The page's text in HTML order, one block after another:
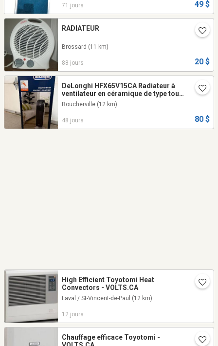
71 jours 49 $
RADIATEUR
Brossard (11 km)
88 jours 20 $
DeLonghi HFX65V15CA Radiateur à
ventilateur en céramique de type tour,
gris. ÉTAT NEUF. SERVI 2 FOIS
Boucherville (12 km)
48 jours 80 $
High Efficient Toyotomi Heat
Convectors - VOLTS.CA
Laval / St-Vincent-de-Paul (12 km)
12 jours
Chauffage efficace Toyotomi -